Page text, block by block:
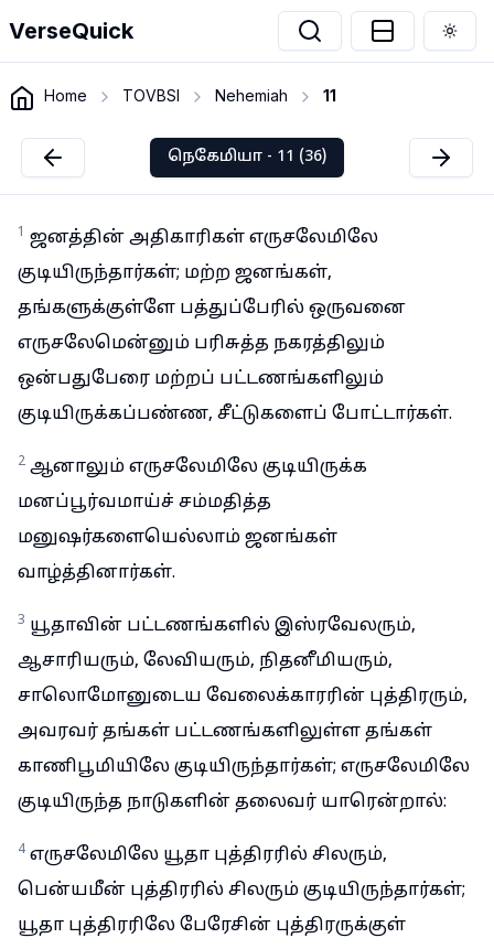
VerseQuick
Home TOVBSI Nehemiah 11
நெகேமியா - 11 (36)
1 ஜனத்தின் அதிகாரிகள் எருசலேமிலே
குடியிருந்தார்கள்; மற்ற ஜனங்கள்,
தங்களுக்குள்ளே பத்துப்பேரில் ஒருவனை
எருசலேமென்னும் பரிசுத்த நகரத்திலும்
ஒன்பதுபேரை மற்றப் பட்டணங்களிலும்
குடியிருக்கப்பண்ண, சீட்டுகளைப் போட்டார்கள்.
2 ஆனாலும் எருசலேமிலே குடியிருக்க
மனப்பூர்வமாய்ச் சம்மதித்த
மனுஷர்களையெல்லாம் ஜனங்கள்
வாழ்த்தினார்கள்.
3 யூதாவின் பட்டணங்களில் இஸ்ரவேலரும்,
ஆசாரியரும், லேவியரும், நிதனீமியரும்,
சாலொமோனுடைய வேலைக்காரரின் புத்திரரும்,
அவரவர் தங்கள் பட்டணங்களிலுள்ள தங்கள்
காணிபூமியிலே குடியிருந்தார்கள்; எருசலேமிலே
குடியிருந்த நாடுகளின் தலைவர் யாரென்றால்:
4 எருசலேமிலே யூதா புத்திரரில் சிலரும்,
பென்யமீன் புத்திரரில் சிலரும் குடியிருந்தார்கள்;
யூதா புத்திரரிலே பேரேசின் புத்திரருக்குள்